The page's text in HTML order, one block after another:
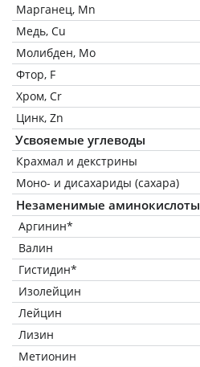
Марганец, Mn
Медь, Cu
Молибден, Mo
Фтор, F
Хром, Cr
Цинк, Zn
Усвояемые углеводы
Крахмал и декстрины
Моно- и дисахариды (сахара)
Незаменимые аминокислоты
Аргинин*
Валин
Гистидин*
Изолейцин
Лейцин
Лизин
Метионин